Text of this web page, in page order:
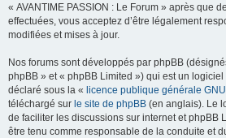
« AVANTIME PASSION : Le Forum » après que
effectuées, vous acceptez d’être légalement
modifiées et mises à jour.
Nos forums sont développés par phpBB
phpBB » et « phpBB Limited ») qui est un
déclaré sous la « licence publique générale
téléchargé sur le site de phpBB (en anglais). Le
de faciliter les discussions sur internet et phpBB
être tenu comme responsable de la conduite et